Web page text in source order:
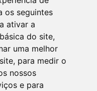
os seguintes
ativar a
do site,
uma melhor
, para medir o
nossos
e para
de segunda a
das 7h às 13h
Centro Bom